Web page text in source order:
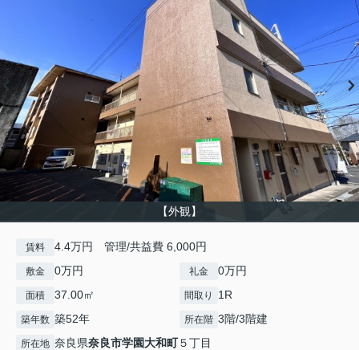
【外観】
賃料 4.4万円 管理/共益費 6,000円
敷金 0万円 礼金 0万円
面積 37.00㎡ 間取り 1R
築年数 築52年 所在階 3階/3階建
所在地 奈良県奈良市学園大和町５丁目